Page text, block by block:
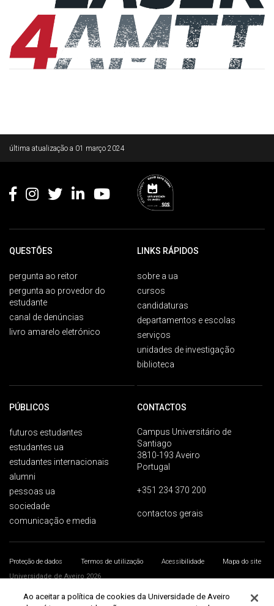
última atualização a 01 março 2024
QUESTÕES
pergunta ao reitor
pergunta ao provedor do
estudante
canal de denúncias
livro amarelo eletrónico
LINKS RÁPIDOS
sobre a ua
cursos
candidaturas
departamentos e escolas
serviços
unidades de investigação
biblioteca
PÚBLICOS
futuros estudantes
estudantes ua
estudantes internacionais
alumni
pessoas ua
sociedade
comunicação e media
CONTACTOS
Campus Universitário de
Santiago
3810-193 Aveiro
Portugal
+351 234 370 200
contactos gerais
Proteção de dados Termos de utilização Acessibilidade
Mapa do site
Universidade de Aveiro 2026
Ao aceitar a política de cookies da Universidade de Aveiro